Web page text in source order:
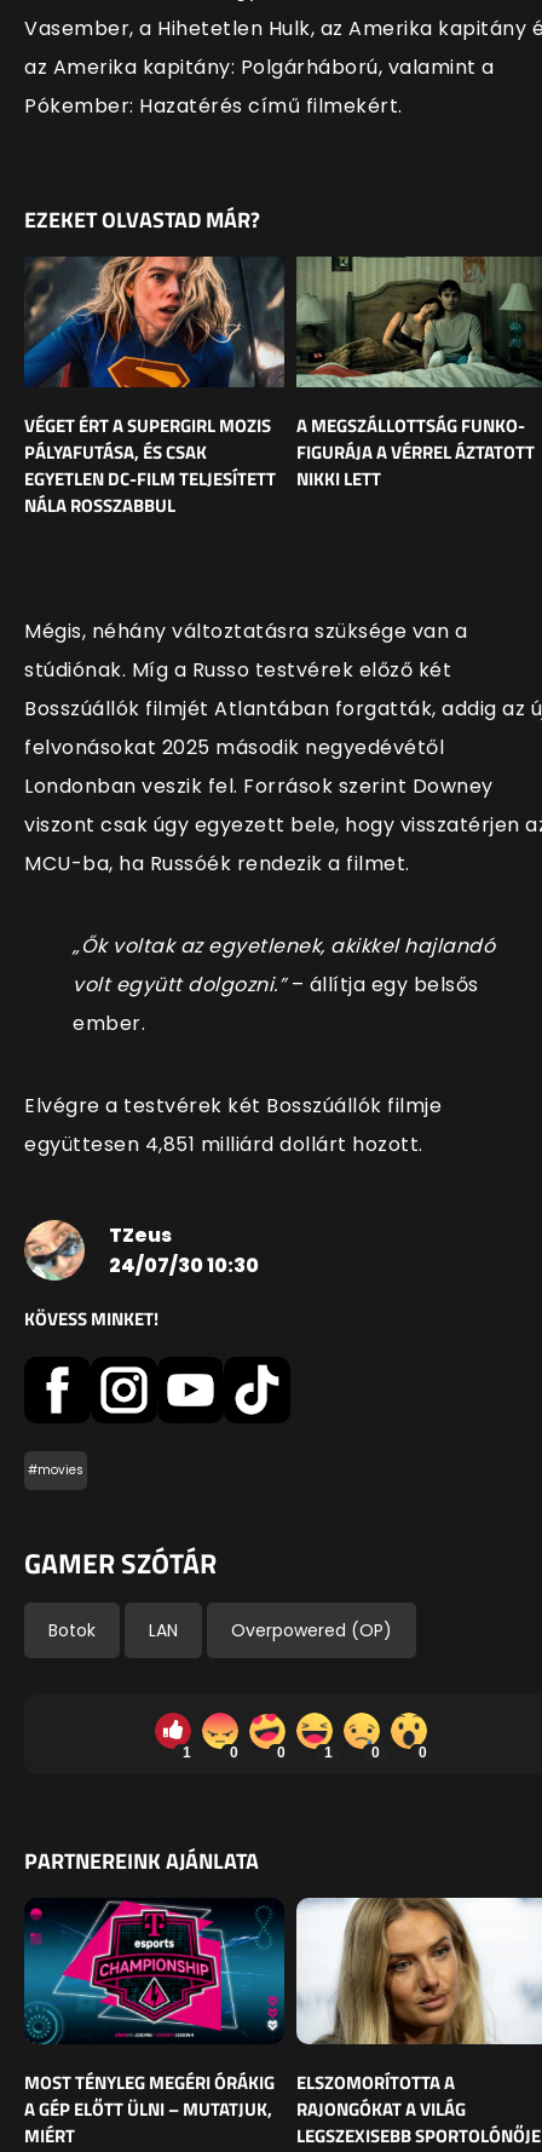
Vasember, a Hihetetlen Hulk, az Amerika kapitány
az Amerika kapitány: Polgárháború, valamint a
Pókember: Hazatérés című filmekért.
EZEKET OLVASTAD MÁR?
VÉGET ÉRT A SUPERGIRL MOZIS
PÁLYAFUTÁSA, ÉS CSAK
EGYETLEN DC-FILM TELJESÍTETT
NÁLA ROSSZABBUL
A MEGSZÁLLOTTSÁG FUNKO-
FIGURÁJA A VÉRREL ÁZTATOTT
NIKKI LETT
Mégis, néhány változtatásra szüksége van a
stúdiónak. Míg a Russo testvérek előző két
Bosszúállók filmjét Atlantában forgatták, addig az
felvonásokat 2025 második negyedévétől
Londonban veszik fel. Források szerint Downey
viszont csak úgy egyezett bele, hogy visszatérjen
MCU-ba, ha Russóék rendezik a filmet.
„Ők voltak az egyetlenek, akikkel hajlandó
volt együtt dolgozni.”– állítja egy belsős
ember.
Elvégre a testvérek két Bosszúállók filmje
együttesen 4,851 milliárd dollárt hozott.
TZeus
24/07/30 10:30
KÖVESS MINKET!
#movies
GAMER SZÓTÁR
Botok LAN Overpowered (OP)
1 0 0 1 0 0
PARTNEREINK AJÁNLATA
MOST TÉNYLEG MEGÉRI ÓRÁKIG
A GÉP ELŐTT ÜLNI – MUTATJUK,
MIÉRT
ELSZOMORÍTOTTA A
RAJONGÓKAT A VILÁG
LEGSZEXISEBB SPORTOLÓNŐJE